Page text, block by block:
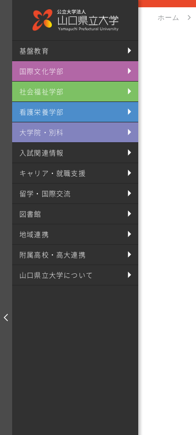
基盤教育
国際文化学部
社会福祉学部
看護栄養学部
大学院・別科
入試関連情報
キャリア・就職支援
留学・国際交流
図書館
地域連携
附属高校・高大連携
山口県立大学について
ホーム